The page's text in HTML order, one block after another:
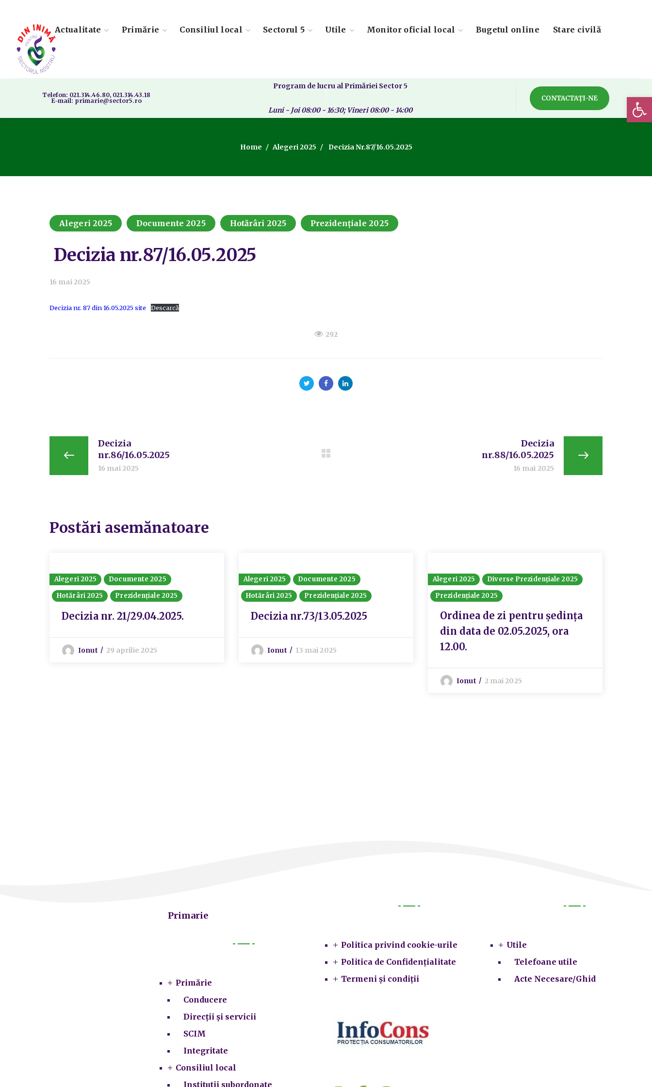
Actualitate Primărie Consiliul local Sectorul 5 Utile Monitor oficial local Bugetul online Stare civilă
Telefon: 021.314.46.80, 021.314.43.18
E-mail: primarie@sector5.ro
Program de lucru al Primăriei Sector 5
Luni - Joi 08:00 - 16:30; Vineri 08:00 - 14:00
CONTACTAȚI-NE
Home Alegeri 2025 Decizia Nr.87/16.05.2025
Alegeri 2025 Documente 2025 Hotărâri 2025 Prezidențiale 2025
Decizia nr.87/16.05.2025
16 mai 2025
Decizia nr. 87 din 16.05.2025 site Descarcă
292
Decizia
nr.86/16.05.2025
16 mai 2025
Decizia
nr.88/16.05.2025
16 mai 2025
Postări asemănatoare
Alegeri 2025
Documente 2025
Hotărâri 2025
Prezidențiale 2025
Decizia nr. 21/29.04.2025.
Ionut 29 aprilie 2025
Alegeri 2025
Documente 2025
Hotărâri 2025
Prezidențiale 2025
Decizia nr.73/13.05.2025
Ionut 13 mai 2025
Alegeri 2025
Diverse Prezidențiale 2025
Prezidențiale 2025
Ordinea de zi pentru ședința
din data de 02.05.2025, ora
12.00.
Ionut 2 mai 2025
Primarie
Primărie
Conducere
Direcții și servicii
SCIM
Integritate
Consiliul local
Institutii subordonate
Politica privind cookie-urile
Politica de Confidențialitate
Termeni și condiții
Utile
Telefoane utile
Acte Necesare/Ghid